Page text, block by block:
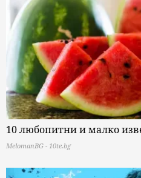
10 любопитни и малко
MelomanBG - 10te.bg